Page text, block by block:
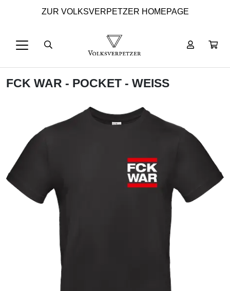
ZUR VOLKSVERPETZER HOMEPAGE
FCK WAR - POCKET - WEISS